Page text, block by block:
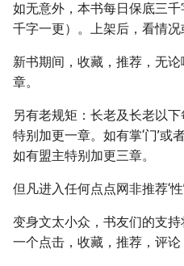
如无意外，本书每日保底三
千字一更）。上架后，看情况
新书期间，收藏，推荐，无
章。
另有老规矩：长老及长老以
特别加更一章。如有掌‘门’或
如有盟主特别加更三章。
但凡进入任何点点网非推荐‘
变身文太小众，书友们的支
一个点击，收藏，推荐，评论